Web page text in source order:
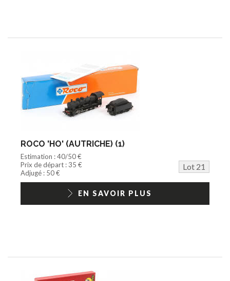
ROCO 'HO' (AUTRICHE) (1)
Estimation : 40/50 €
Prix de départ : 35 €
Lot 21
Adjugé : 50 €
EN SAVOIR PLUS